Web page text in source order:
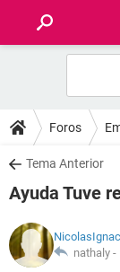
FOROS
SALUD
FAMILIA
NUTRICIÓN
Foros
Tema Anterior
Ayuda Tuve
nathaly -